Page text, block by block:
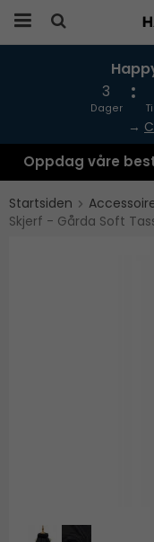
Produktet
3
Dager
→
Oppdag våre
Startsiden
Skjerf - Gårda Soft